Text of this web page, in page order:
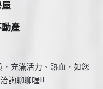
產
充滿活力、熱血，如您
詢聊聊喔!!